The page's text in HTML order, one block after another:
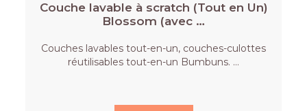
Couche lavable à scratch (Tout en Un)
Blossom (avec …
Couches lavables tout-en-un, couches-culottes
réutilisables tout-en-un Bumbuns. …